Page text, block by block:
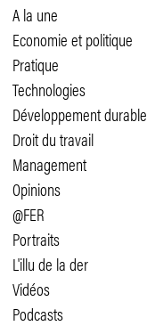
A la une
Economie et politique
Pratique
Technologies
Développement durable
Droit du travail
Management
Opinions
@FER
Portraits
L'illu de la der
Vidéos
Podcasts